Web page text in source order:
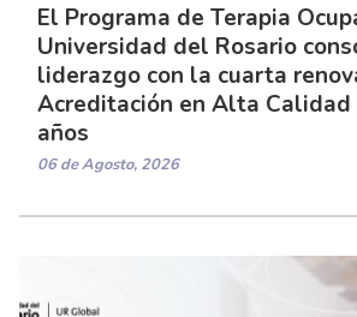
El Programa de Terapia
Universidad del Rosario
liderazgo con la cuarta
Acreditación en Alta Calidad
años
06 de Agosto, 2026